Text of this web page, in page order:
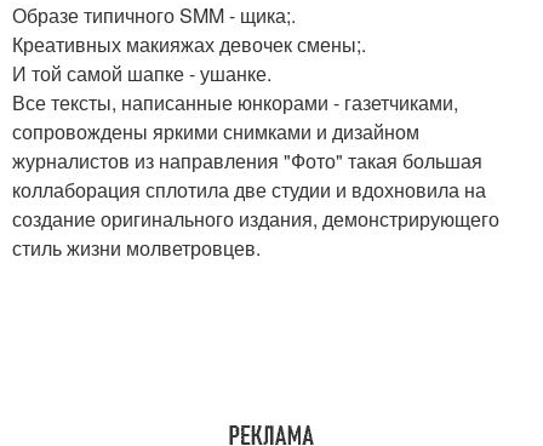
Образе типичного SMM - щика;.
Креативных макияжах девочек смены;.
И той самой шапке - ушанке.
Все тексты, написанные юнкорами - газетчиками,
сопровождены яркими снимками и дизайном
журналистов из направления "Фото" такая большая
коллаборация сплотила две студии и вдохновила на
создание оригинального издания, демонстрирующего
стиль жизни молветровцев.